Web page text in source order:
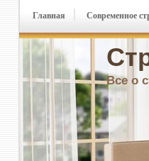
Все о
Главная Современное